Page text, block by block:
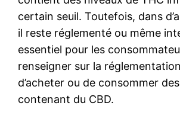
certain seuil. Toutefois, dans
il reste réglementé ou même
essentiel pour les
renseigner sur la
d’acheter ou de consommer
contenant du CBD.